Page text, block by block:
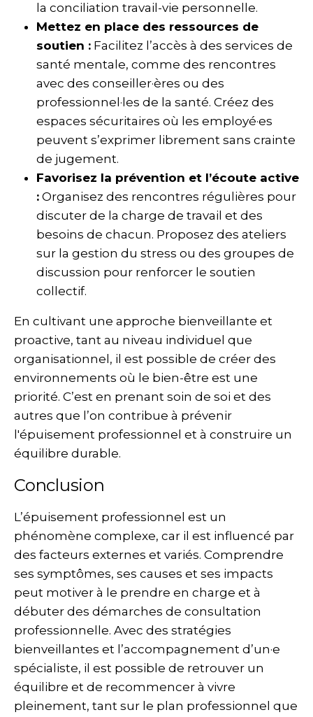
la conciliation travail-vie personnelle.
Mettez en place des ressources de
soutien : Facilitez l’accès à des services de
santé mentale, comme des rencontres
avec des conseiller·ères ou des
professionnel·les de la santé. Créez des
espaces sécuritaires où les employé·es
peuvent s’exprimer librement sans crainte
de jugement.
Favorisez la prévention et l’écoute active
: Organisez des rencontres régulières pour
discuter de la charge de travail et des
besoins de chacun. Proposez des ateliers
sur la gestion du stress ou des groupes de
discussion pour renforcer le soutien
collectif.
En cultivant une approche bienveillante et
proactive, tant au niveau individuel que
organisationnel, il est possible de créer des
environnements où le bien-être est une
priorité. C’est en prenant soin de soi et des
autres que l’on contribue à prévenir
l'épuisement professionnel et à construire un
équilibre durable.
Conclusion
L’épuisement professionnel est un
phénomène complexe, car il est influencé par
des facteurs externes et variés. Comprendre
ses symptômes, ses causes et ses impacts
peut motiver à le prendre en charge et à
débuter des démarches de consultation
professionnelle. Avec des stratégies
bienveillantes et l’accompagnement d’un·e
spécialiste, il est possible de retrouver un
équilibre et de recommencer à vivre
pleinement, tant sur le plan professionnel que